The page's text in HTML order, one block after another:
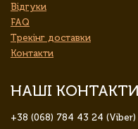
Відгуки
FAQ
Трекінг доставки
Контакти
НАШІ КОНТАКТИ
+38 (068) 784 43 24 (Viber)